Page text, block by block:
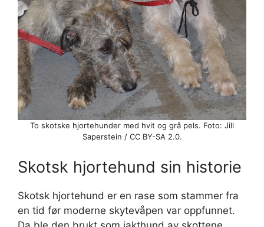
To skotske hjortehunder med hvit og grå pels. Foto: Jill
Saperstein / CC BY-SA 2.0.
Skotsk hjortehund sin historie
Skotsk hjortehund er en rase som stammer fra
en tid før moderne skytevåpen var oppfunnet.